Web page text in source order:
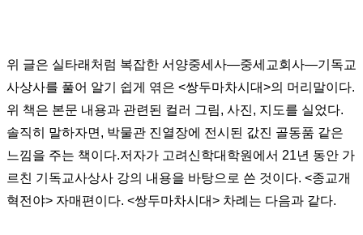
위 글은 실타래처럼 복잡한 서양중세사―중세교회사―기독교
사상사를 풀어 알기 쉽게 엮은 <쌍두마차시대>의 머리말이다.
위 책은 본문 내용과 관련된 컬러 그림, 사진, 지도를 실었다.
솔직히 말하자면, 박물관 진열장에 전시된 값진 골동품 같은
느낌을 주는 책이다.저자가 고려신학대학원에서 21년 동안 가
르친 기독교사상사 강의 내용을 바탕으로 쓴 것이다. <종교개
혁전야> 자매편이다. <쌍두마차시대> 차례는 다음과 같다.